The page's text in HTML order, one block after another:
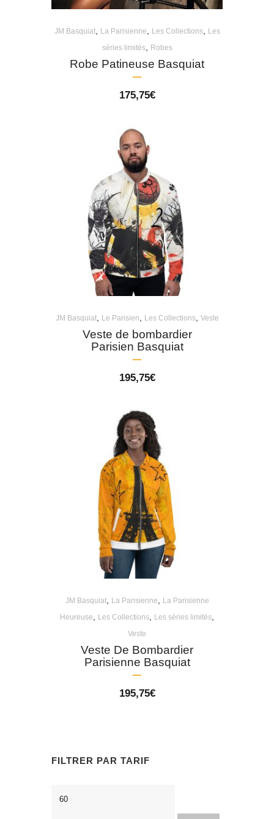
JM Basquiat, La Parisienne Les Collections,
Les
séries limités, Robes
Robe Patineuse Basquiat
175,75€
JM Basquiat, Le Parisien Les Collections, Veste
Veste de bombardier
Parisien Basquiat
195,75€
JM Basquiat, La Parisienne
La Parisienne
Heureuse
Les Collections Les séries limités
Veste
Veste De Bombardier
Parisienne Basquiat
195,75€
FILTRER PAR TARIF